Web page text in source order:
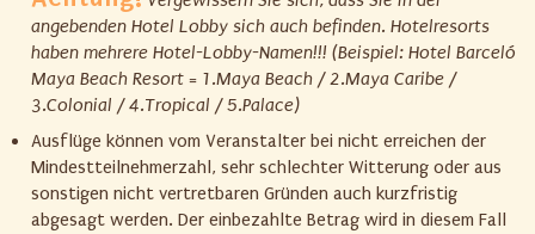
angebenden Hotel Lobby sich auch befinden. Hotelresorts
haben mehrere Hotel-Lobby-Namen!!! (Beispiel: Hotel Barceló
Maya Beach Resort = 1.Maya Beach / 2.Maya Caribe /
3.Colonial / 4.Tropical / 5.Palace)
Ausflüge können vom Veranstalter bei nicht erreichen der
Mindestteilnehmerzahl, sehr schlechter Witterung oder aus
sonstigen nicht vertretbaren Gründen auch kurzfristig
abgesagt werden. Der einbezahlte Betrag wird in diesem Fall